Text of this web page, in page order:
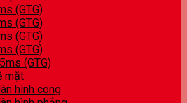
(GTG)
(GTG)
(GTG)
(GTG)
(GTG)
mặt
hình cong